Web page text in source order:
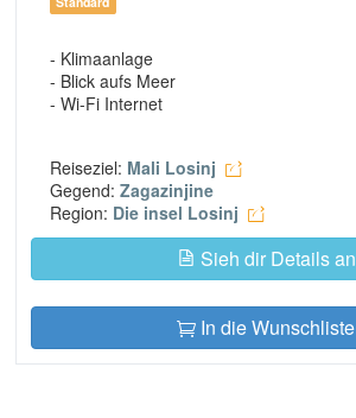
- Klimaanlage
- Blick aufs Meer
- Wi-Fi Internet
Reiseziel: Mali Losinj
Gegend: Zagazinjine
Region: Die insel Losinj
Sieh dir Details an
In die Wunschliste